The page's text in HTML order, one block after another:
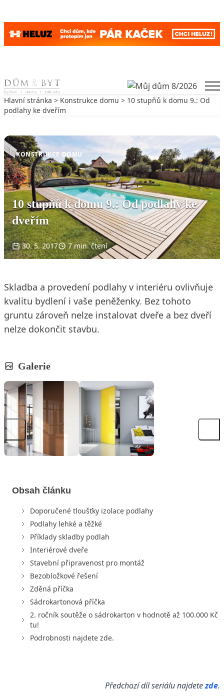
Skip to content
Hlavní stránka > Konstrukce domu > 10 stupňů k domu 9.: Od
podlahy ke dveřím
KONSTRUKCE DOMU
10 stupňů k domu 9.: Od podlahy ke
dveřím
30. 5. 2017 7 min. čtení
Skladba a provedení podlahy v interiéru ovlivňuje
kvalitu bydlení i vaše peněženky. Bez tohoto
gruntu zároveň nelze instalovat dveře a bez dveří
nelze dokončit stavbu.
Galerie
Obsah článku
Doporučené tloušťky izolace podlahy
Podlahy lehké a těžké
Příklady skladby podlah
Interiérové dveře
Stavební připravenost pro montáž
Bezobložkové řešení
Zděná příčka
Sádrokartonová příčka
2. ročník soutěže o sádrokarton v hodnotě až 100.000 Kč
tu!
Podrobnosti najdete zde.
Předchozí díl seriálu najdetezde.